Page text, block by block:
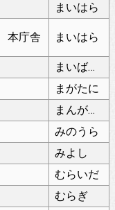
まいはら
本庁舎 まいはら
まいばらにし
まがたに
まんがんじ
みのうら
みよし
むらいだ
むらぎ